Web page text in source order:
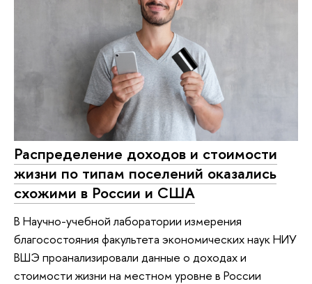
Распределение доходов и стоимости
жизни по типам поселений оказались
схожими в России и США
В Научно-учебной лаборатории измерения
благосостояния факультета экономических наук НИУ
ВШЭ проанализировали данные о доходах и
стоимости жизни на местном уровне в России